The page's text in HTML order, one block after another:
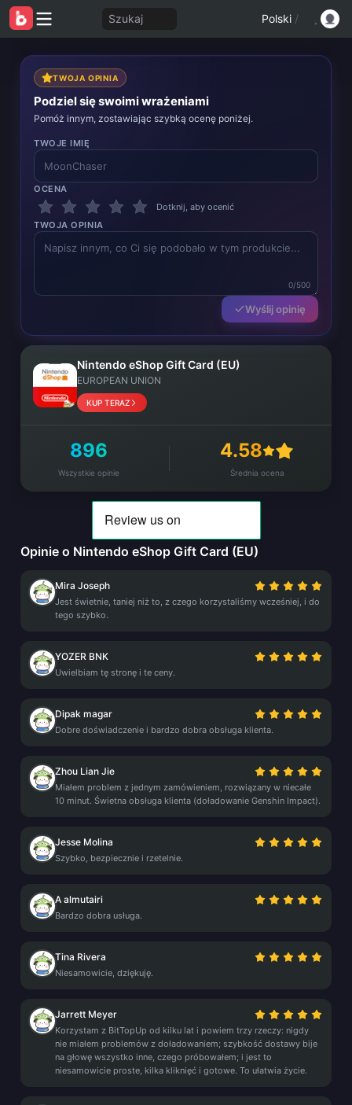
Szukaj Polski /
TWOJA OPINIA
Podziel się swoimi wrażeniami
Pomóż innym, zostawiając szybką ocenę poniżej.
TWOJE IMIĘ
OCENA
Dotknij, aby ocenić
TWOJA OPINIA
0/500
Wyślij opinię
Nintendo eShop Gift Card (EU)
EUROPEAN UNION
KUP TERAZ
896
Wszystkie opinie
4.58
Średnia ocena
Opinie o Nintendo eShop Gift Card (EU)
Mira Joseph
Jest świetnie, taniej niż to, z czego korzystaliśmy wcześniej, i do
tego szybko.
YOZER BNK
Uwielbiam tę stronę i te ceny.
Dipak magar
Dobre doświadczenie i bardzo dobra obsługa klienta.
Zhou Lian Jie
Miałem problem z jednym zamówieniem, rozwiązany w niecałe
10 minut. Świetna obsługa klienta (doładowanie Genshin Impact).
Jesse Molina
Szybko, bezpiecznie i rzetelnie.
A almutairi
Bardzo dobra usługa.
Tina Rivera
Niesamowicie, dziękuję.
Jarrett Meyer
Korzystam z BitTopUp od kilku lat i powiem trzy rzeczy: nigdy
nie miałem problemów z doładowaniem; szybkość dostawy bije
na głowę wszystko inne, czego próbowałem; i jest to
niesamowicie proste, kilka kliknięć i gotowe. To ułatwia życie.